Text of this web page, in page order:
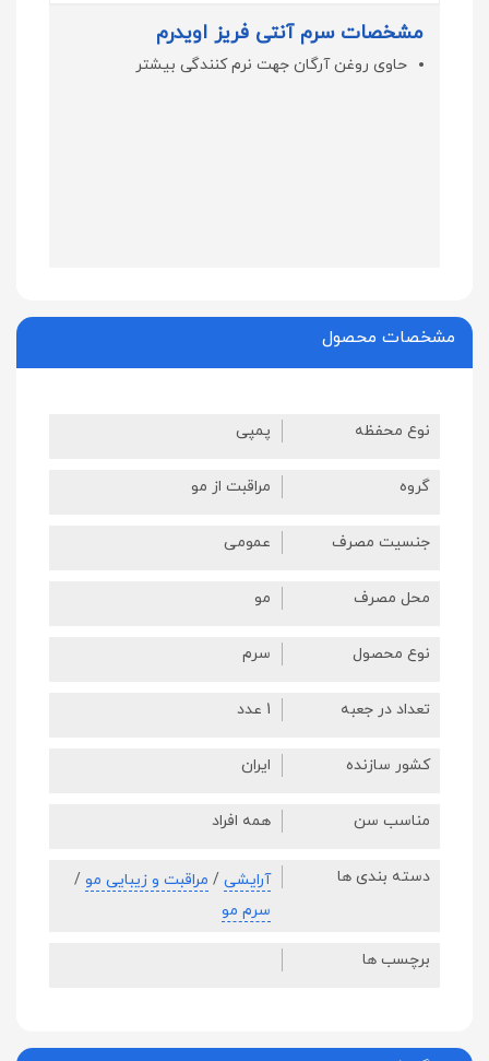
مشخصات سرم آنتی فریز اویدرم
حاوی روغن آرگان جهت نرم کنندگی بیشتر
مشخصات محصول
نوع محفظه پمپی
گروه مراقبت از مو
جنسیت مصرف عمومی
محل مصرف مو
نوع محصول سرم
تعداد در جعبه 1 عدد
کشور سازنده ایران
مناسب سن همه افراد
دسته بندی ها آرایشی / مراقبت و زیبایی مو /
سرم مو
برچسب ها